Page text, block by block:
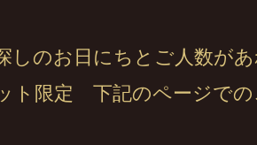
しのお日にちとご人数が
ト限定 下記のページでの